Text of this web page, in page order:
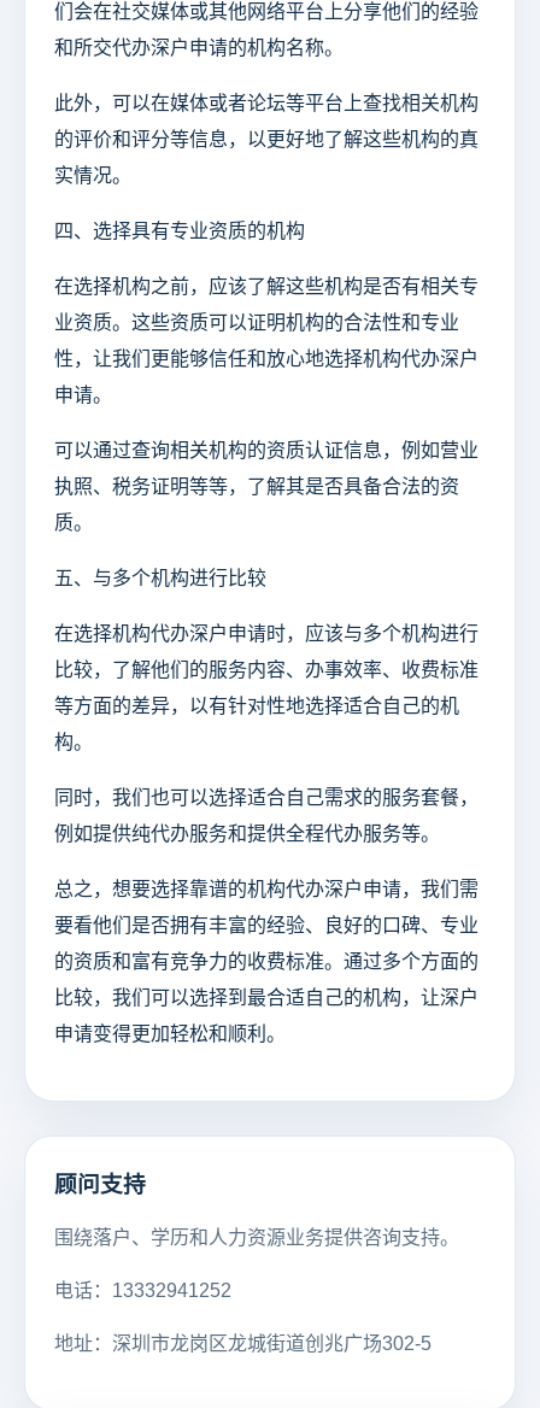
们会在社交媒体或其他网络平台上分享他们的经验
和所交代办深户申请的机构名称。
此外，可以在媒体或者论坛等平台上查找相关机构
的评价和评分等信息，以更好地了解这些机构的真
实情况。
四、选择具有专业资质的机构
在选择机构之前，应该了解这些机构是否有相关专
业资质。这些资质可以证明机构的合法性和专业
性，让我们更能够信任和放心地选择机构代办深户
申请。
可以通过查询相关机构的资质认证信息，例如营业
执照、税务证明等等，了解其是否具备合法的资
质。
五、与多个机构进行比较
在选择机构代办深户申请时，应该与多个机构进行
比较，了解他们的服务内容、办事效率、收费标准
等方面的差异，以有针对性地选择适合自己的机
构。
同时，我们也可以选择适合自己需求的服务套餐，
例如提供纯代办服务和提供全程代办服务等。
总之，想要选择靠谱的机构代办深户申请，我们需
要看他们是否拥有丰富的经验、良好的口碑、专业
的资质和富有竞争力的收费标准。通过多个方面的
比较，我们可以选择到最合适自己的机构，让深户
申请变得更加轻松和顺利。
顾问支持
围绕落户、学历和人力资源业务提供咨询支持。
电话：13332941252
地址：深圳市龙岗区龙城街道创兆广场302-5